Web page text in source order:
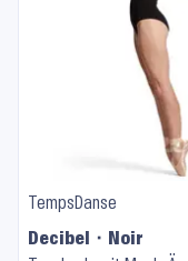
TempsDanse
Decibel ⬝ Noir